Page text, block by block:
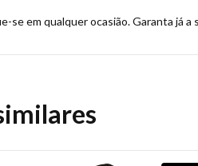
se em qualquer ocasião. Garanta já a